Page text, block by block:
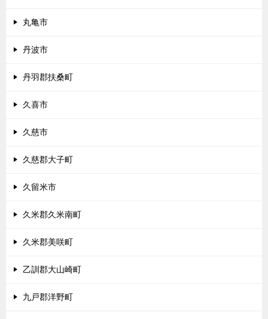
丸亀市
丹波市
丹羽郡扶桑町
久喜市
久慈市
久慈郡大子町
久留米市
久米郡久米南町
久米郡美咲町
乙訓郡大山崎町
九戸郡洋野町